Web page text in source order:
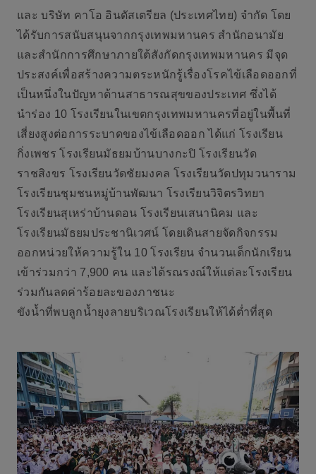
และ บริษัท คาโอ อินดัสเตรียล (ประเทศไทย) จำกัด โดย
ได้รับการสนับสนุนจากกรุงเทพมหานคร สำนักอนามัย
และสำนักการศึกษาภายใต้สังกัดกรุงเทพมหานคร มีจุด
ประสงค์เพื่อสร้างความตระหนักรู้เรื่องโรคไข้เลือดออกที่
เป็นหนึ่งในปัญหาด้านสาธารณสุขของประเทศ ซึ่งได้
นำร่อง 10 โรงเรียนในเขตกรุงเทพมหานครที่อยู่ในพื้นที่
เสี่ยงสูงต่อการระบาดของไข้เลือดออก ได้แก่ โรงเรียน
กิ่งเพชร โรงเรียนมัธยมบ้านบางกะปิ โรงเรียนวัด
ราชสิงขร โรงเรียนวัดชัยมงคล โรงเรียนวัดปทุมวนาราม
โรงเรียนชุมชนหมู่บ้านพัฒนา โรงเรียนวิจิตรวิทยา
โรงเรียนสุเหร่าบ้านดอน โรงเรียนเสนานิคม และ
โรงเรียนมัธยมประชานิเวศน์ โดยเดินสายจัดกิจกรรม
ออกหน่วยให้ความรู้ใน 10 โรงเรียน จำนวนเด็กนักเรียน
เข้าร่วมกว่า 7,900 คน และได้รณรงณ์ให้แต่ละโรงเรียน
ร่วมกันลดค่าร้อยละของภาชนะ
ขังน้ำที่พบลูกน้ำยุงลายบริเวณโรงเรียนให้ได้ต่ำที่สุด